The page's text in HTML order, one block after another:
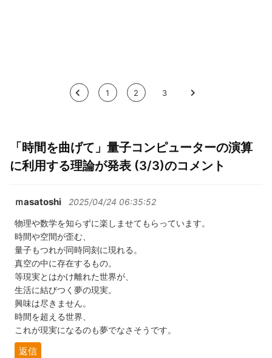
< 1 2 3 >
「時間を曲げて」量子コンピューターの演算
に利用する理論が発表 (3/3)のコメント
ｍasatoshi 2025/04/24 06:35:52
物理や数学を知らずに楽しませてもらっています。
時間や空間が歪む、
量子もつれが同時同刻に現れる。
真空の中に存在するもの。
等現実とはかけ離れた世界が、
生活に結びつく夢の現実。
興味は尽きません。
時間を超える世界、
これが現実になるのも夢でなさそうです。
返信